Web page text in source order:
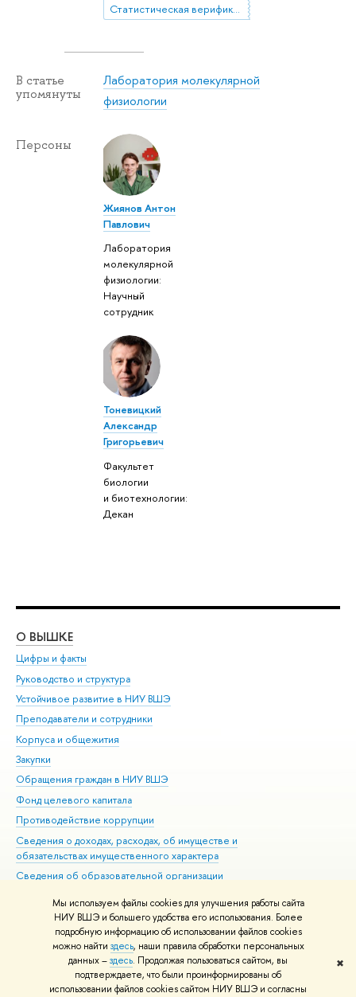
Мы используем файлы cookies для улучшения работы сайта
НИУ ВШЭ и большего удобства его использования. Более
подробную информацию об использовании файлов cookies
можно найти здесь, наши правила обработки персональных
данных –здесь. Продолжая пользоваться сайтом, вы
подтверждаете, что были проинформированы об
использовании файлов cookies сайтом НИУ ВШЭ и согласны
✖
Статистическая верификация
В статье
упомянуты
Лаборатория молекулярной
физиологии
Персоны
Жиянов Антон
Павлович
Лаборатория
молекулярной
физиологии:
Научный
сотрудник
Тоневицкий
Александр
Григорьевич
Факультет
биологии
и биотехнологии:
Декан
О ВЫШКЕ
Цифры и факты
Руководство и структура
Устойчивое развитие в НИУ ВШЭ
Преподаватели и сотрудники
Корпуса и общежития
Закупки
Обращения граждан в НИУ ВШЭ
Фонд целевого капитала
Противодействие коррупции
Сведения о доходах, расходах, об имуществе и
обязательствах имущественного характера
Сведения об образовательной организации
Людям с ограниченными возможностями здоровья
Единая платежная страница
Работа в Вышке
© НИУ ВШЭ 1993–2026 Адреса и контакты Условия использования